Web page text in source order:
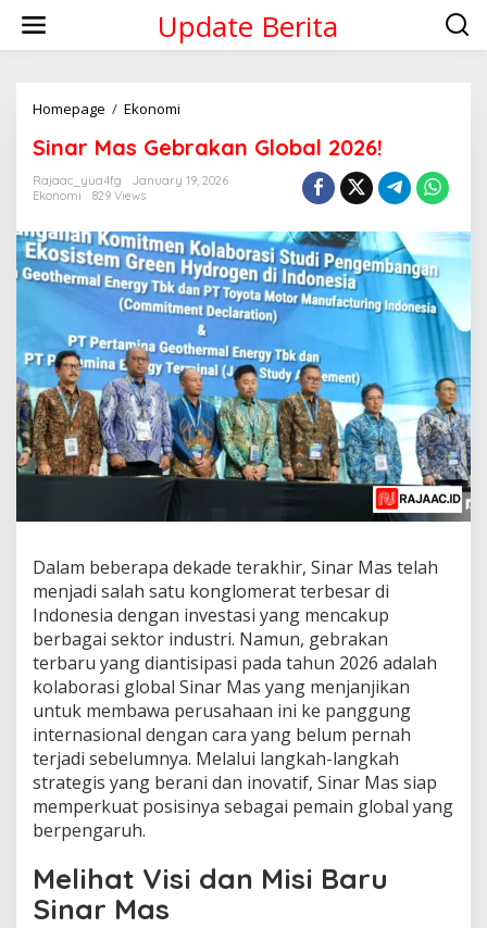
content
Update Berita
Homepage / Ekonomi
Gebrakan
2026!
Sinar Mas Gebrakan Global 2026!
Rajaac_yua4fg
January 19, 2026
Ekonomi
829 Views
Dalam beberapa dekade terakhir, Sinar Mas telah
menjadi salah satu konglomerat terbesar di
Indonesia dengan investasi yang mencakup
berbagai sektor industri. Namun, gebrakan
terbaru yang diantisipasi pada tahun 2026 adalah
kolaborasi global Sinar Mas yang menjanjikan
untuk membawa perusahaan ini ke panggung
internasional dengan cara yang belum pernah
terjadi sebelumnya. Melalui langkah-langkah
strategis yang berani dan inovatif, Sinar Mas siap
memperkuat posisinya sebagai pemain global yang
berpengaruh.
Melihat Visi dan Misi Baru
Sinar Mas